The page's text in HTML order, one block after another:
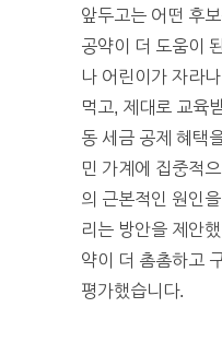
앞두고는 어떤 후
공약이 더 도움이
나 어린이가 자라
먹고, 제대로 교육
동 세금 공제 혜택
민 가계에 집중적
의 근본적인 원인
리는 방안을 제안
약이 더 촘촘하고
평가했습니다.